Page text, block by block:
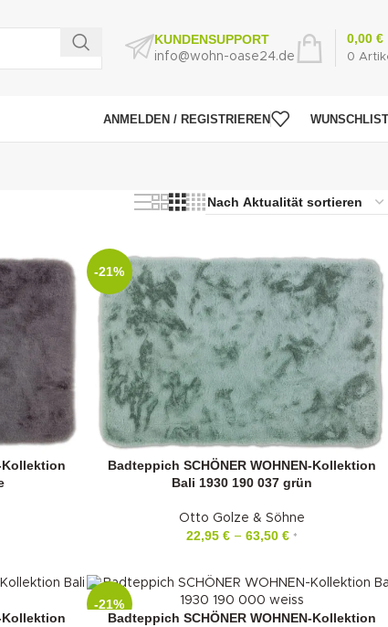
KUNDENSUPPORT
info@wohn-oase24.de 0
0,00 €
ANMELDEN / REGISTRIEREN
Kollektion
-21%
Badteppich SCHÖNER WOHNEN-Kollektion
Bali 1930 190 037 grün
Otto Golze & Söhne
22,95 €– 63,50 € *
Kollektion
-21%
Badteppich SCHÖNER WOHNEN-Kollektion